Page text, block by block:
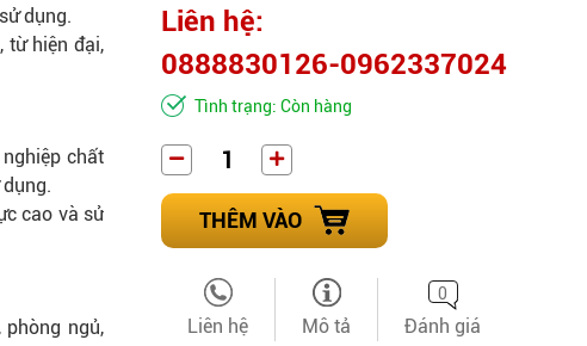
dụng.
từ hiện đại,
chất
cao và sử
ngủ,
Liên hệ:
0888830126-0962337024
Tình trạng: Còn hàng
THÊM VÀO
Liên hệ Mô tả
0
Đánh giá